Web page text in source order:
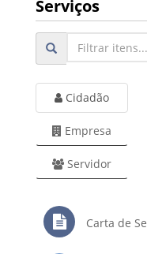
Serviços
Cidadão
Empresa
Servidor
Carta de